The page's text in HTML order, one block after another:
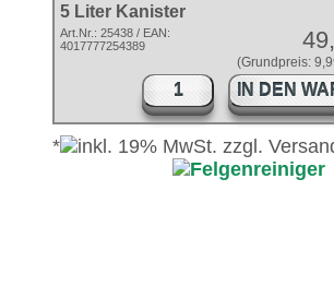
5 Liter Kanister
(Grundpreis:
Art.Nr.: 25438 / EAN:
4017777254389
IN DEN
*